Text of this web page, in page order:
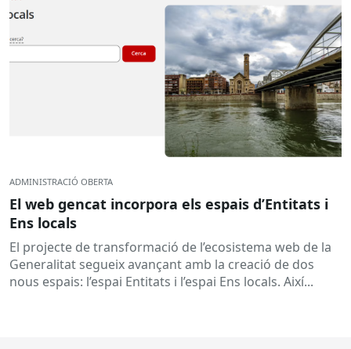
ADMINISTRACIÓ OBERTA
El web gencat incorpora els espais d’Entitats i
Ens locals
El projecte de transformació de l’ecosistema web de la
Generalitat segueix avançant amb la creació de dos
nous espais: l’espai Entitats i l’espai Ens locals. Així...